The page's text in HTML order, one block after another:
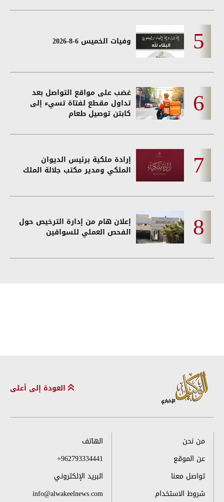
وفيات الخميس 6-8-2026
غضب على مواقع التواصل بعد
تداول مقطع لفتاة تسيء إلى
كابتن توصيل طعام
إرادة ملكية برئيس الديوان
الملكي ومدير مكتب جلالة الملك
إعلان هام من إدارة الترخيص حول
الفحص العملي للسواقين
العودة إلى أعلى
من نحن
عن الموقع
تواصل معنا
شروط الاستخدام
الهاتف
+962793334441
البريد الإلكتروني
info@alwakeelnews.com